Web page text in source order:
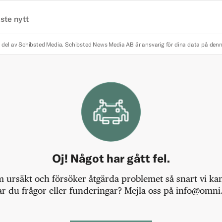
nytt
del av Schibsted Media. Schibsted News Media AB är ansvarig för dina data på
Oj! Något har gått fel.
ursäkt och försöker åtgärda problemet så snart vi
du frågor eller funderingar? Mejla oss på